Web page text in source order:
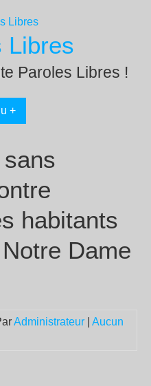
Libres
Paroles Libres !
+
habitants
Dame
Administrateur
Aucun